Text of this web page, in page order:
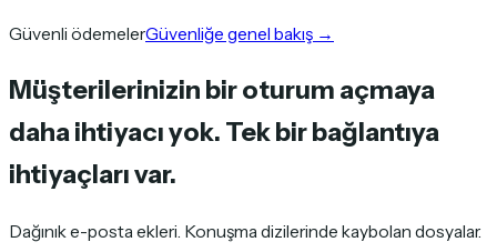
Güvenli ödemelerGüvenliğe genel bakış →
Müşterilerinizin bir oturum açmaya
daha ihtiyacı yok. Tek bir bağlantıya
ihtiyaçları var.
Dağınık e-posta ekleri. Konuşma dizilerinde kaybolan dosyalar.